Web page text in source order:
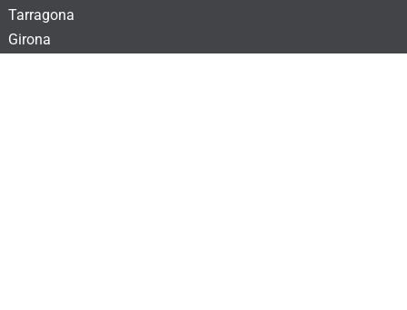
Tarragona
Girona